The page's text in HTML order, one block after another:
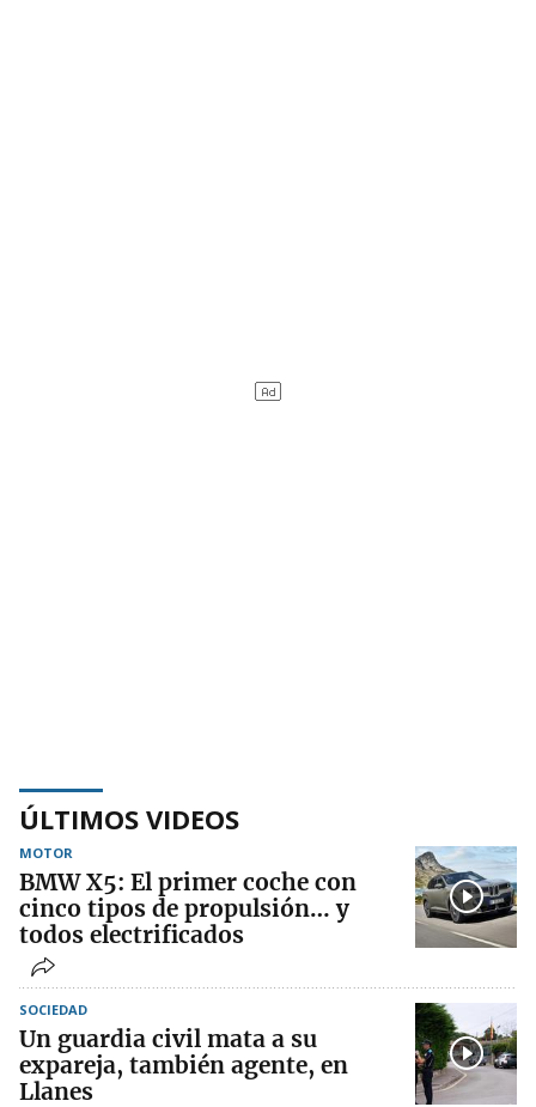
ÚLTIMOS VIDEOS
MOTOR
BMW X5: El primer coche con
cinco tipos de propulsión… y
todos electrificados
SOCIEDAD
Un guardia civil mata a su
expareja, también agente, en
Llanes